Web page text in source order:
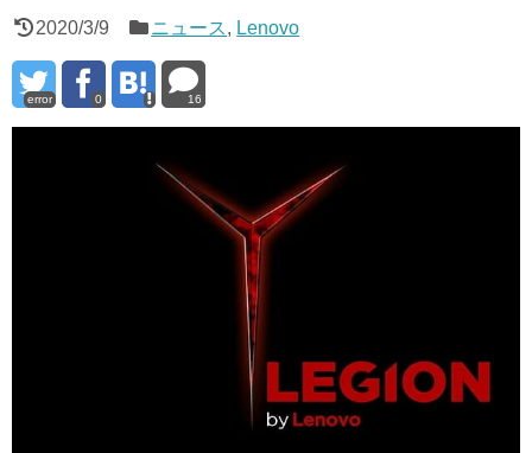
2020/3/9 ニュース, Lenovo
error 0 16